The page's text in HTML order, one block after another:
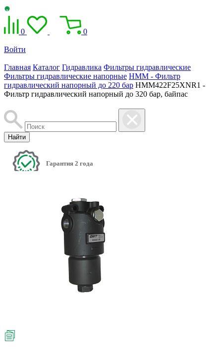
0 0
Войти
Главная Каталог Гидравлика Фильтры гидравлические
Фильтры гидравлические напорные HMM - Фильтр
гидравлический напорный до 220 бар HMM422F25XNR1 -
Фильтр гидравлический напорный до 320 бар, байпас
Найти
Гарантия 2 года